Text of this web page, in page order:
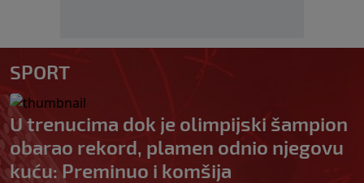
SPORT
U trenucima dok je olimpijski šampion
obarao rekord, plamen odnio njegovu
kuću: Preminuo i komšija